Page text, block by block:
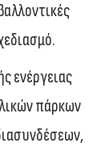
ενέργειας
πάρκων